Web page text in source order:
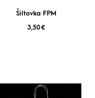
Šiltovka FPM
3,50€